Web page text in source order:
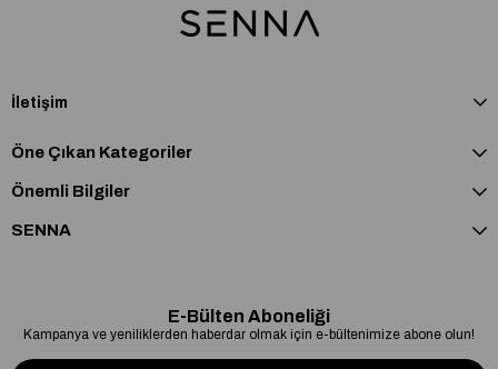
İletişim
Öne Çıkan Kategoriler
Önemli Bilgiler
SENNA
E-Bülten Aboneliği
Kampanya ve yeniliklerden haberdar olmak için e-bültenimize abone olun!